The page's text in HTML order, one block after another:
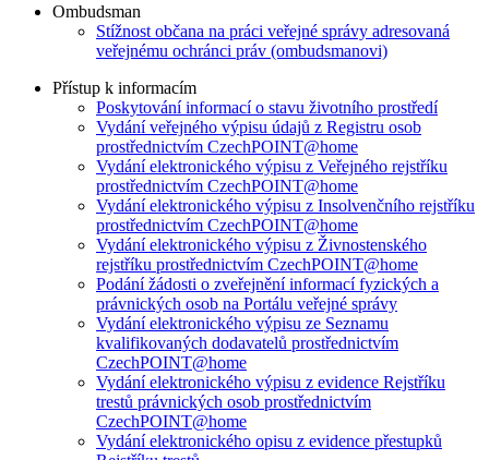
Ombudsman
Stížnost občana na práci veřejné správy adresovaná
veřejnému ochránci práv (ombudsmanovi)
Přístup k informacím
Poskytování informací o stavu životního prostředí
Vydání veřejného výpisu údajů z Registru osob
prostřednictvím CzechPOINT@home
Vydání elektronického výpisu z Veřejného rejstříku
prostřednictvím CzechPOINT@home
Vydání elektronického výpisu z Insolvenčního rejstříku
prostřednictvím CzechPOINT@home
Vydání elektronického výpisu z Živnostenského
rejstříku prostřednictvím CzechPOINT@home
Podání žádosti o zveřejnění informací fyzických a
právnických osob na Portálu veřejné správy
Vydání elektronického výpisu ze Seznamu
kvalifikovaných dodavatelů prostřednictvím
CzechPOINT@home
Vydání elektronického výpisu z evidence Rejstříku
trestů právnických osob prostřednictvím
CzechPOINT@home
Vydání elektronického opisu z evidence přestupků